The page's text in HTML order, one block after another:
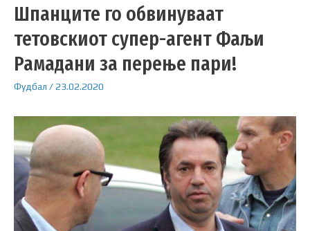
Шпанците го обвинуваат
тетовскиот супер-агент Фаљи
Рамадани за перење пари!
Фудбал /23.02.2020